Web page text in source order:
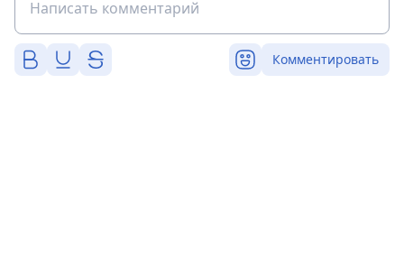
Комментировать